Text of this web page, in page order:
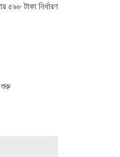
৫৯৮ টাকা নির্ধারণ
শুরু